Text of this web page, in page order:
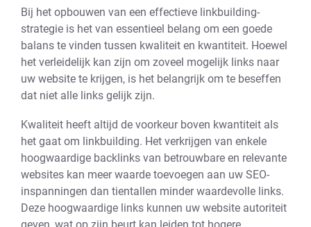
Bij het opbouwen van een effectieve linkbuilding-
strategie is het van essentieel belang om een goede
balans te vinden tussen kwaliteit en kwantiteit. Hoewel
het verleidelijk kan zijn om zoveel mogelijk links naar
uw website te krijgen, is het belangrijk om te beseffen
dat niet alle links gelijk zijn.
Kwaliteit heeft altijd de voorkeur boven kwantiteit als
het gaat om linkbuilding. Het verkrijgen van enkele
hoogwaardige backlinks van betrouwbare en relevante
websites kan meer waarde toevoegen aan uw SEO-
inspanningen dan tientallen minder waardevolle links.
Deze hoogwaardige links kunnen uw website autoriteit